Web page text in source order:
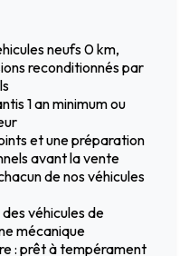
neufs 0 km,
reconditionnés par
1 an minimum ou
et une préparation
avant la vente
de nos véhicules
véhicules de
mécanique
: prêt à tempérament